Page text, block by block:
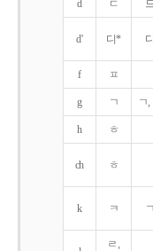
d ㄷ
d' 디*
f ㅍ
g ㄱ ㄱ
h ㅎ
ch ㅎ
k ㅋ
ㄹ,